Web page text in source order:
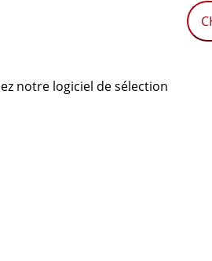
notre logiciel de sélection